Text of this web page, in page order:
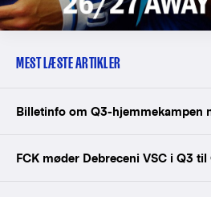
MEST LÆSTE ARTIKLER
Billetinfo om Q3-hjemmekampen
FCK møder Debreceni VSC i Q3